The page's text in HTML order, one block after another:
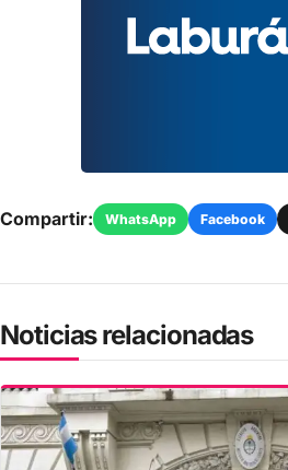
Compartir: WhatsApp Facebook
Noticias relacionadas